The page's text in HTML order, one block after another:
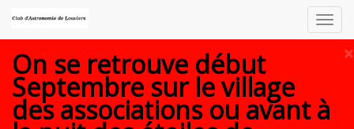
×
On se retrouve début
Septembre sur le village
des associations ou avant à